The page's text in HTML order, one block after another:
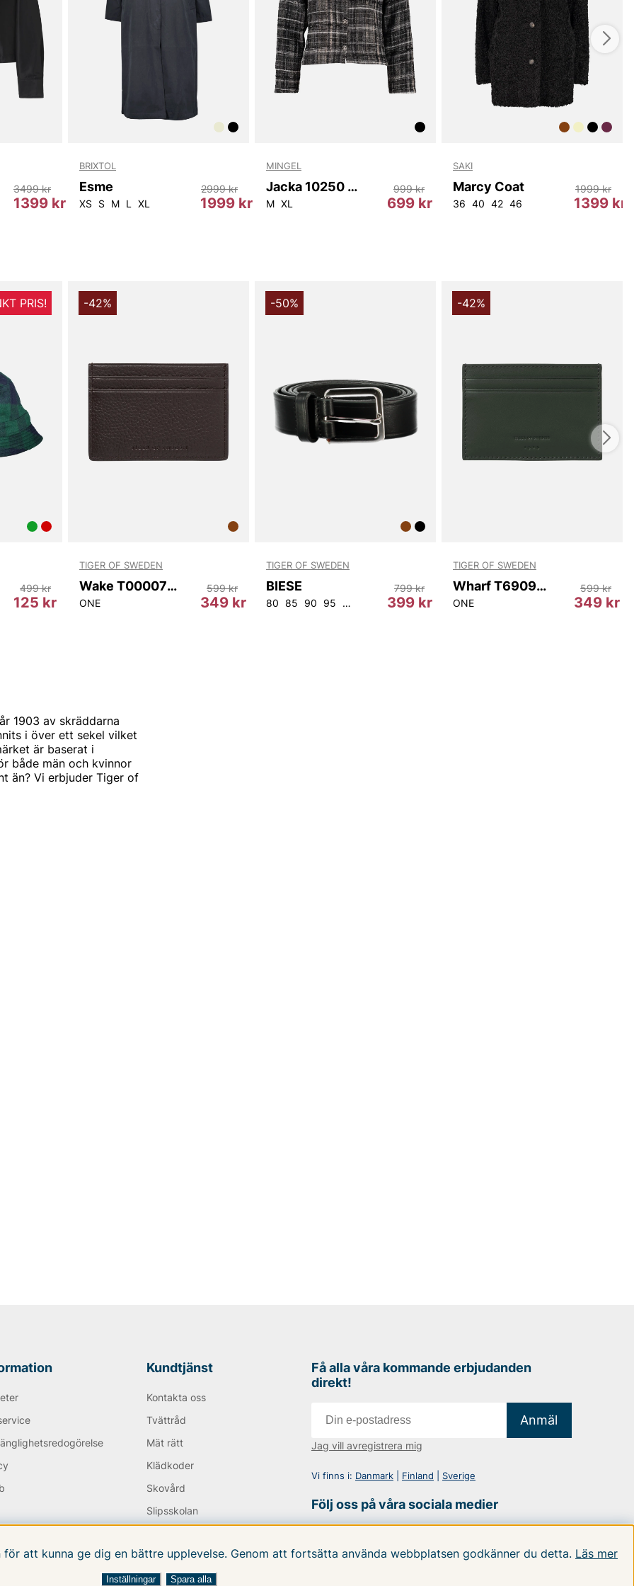
håller dig varm och stilfull oavsett väder. Med sin tidlösa design kan
du kombinera denna kappa med både avslappnade och mer
uppklädda outfits, vilket gör den till en mångsidig favorit.
Välj Caspia Kappa från Tiger för att lyfta din stil och känna dig
självsäker i alla situationer. Med denna kappa får du en kombination
av elegant design och kvalitet som varar. Gör ett smart val för din
Vingåker.
1399 kr
3499 kr
BRIXTOL
Esme
XS S M L XL 1999 kr
2999 kr
MINGEL
Jacka 10250 Mingel
M XL 699 kr
999 kr
SAKI
Marcy Coat
36 40 42 46 1399 kr
1999 kr
PRIS!
125 kr
499 kr
-42%
TIGER OF SWEDEN
Wake T00007 10N
ONE 349 kr
599 kr
-50%
TIGER OF SWEDEN
BIESE
80 85 90 95 100 399 kr
799 kr
-42%
TIGER OF SWEDEN
Wharf T69097 403
ONE 349 kr
599 kr
1903 av skräddarna
i över ett sekel vilket
är baserat i
både män och kvinnor
än? Vi erbjuder Tiger of
också med de
för män. Idag kan du
herrtröjor. De
of Swedens rockar för
eller kavajer,
material och
som är tidlös som du
jobb eller festlig
såklart bära även till
chinos och upplev
På vår sida finns ett
som regular och
of Sweden ge dig de
är högkvalitativa i
mer än ett par jeans
Matcha väskan till den
of Swedens
både smidiga
Kundtjänst
Kontakta oss
Tvättråd
Mät rätt
Klädkoder
Skovård
Slipsskolan
Få alla våra kommande erbjudanden
direkt!
Anmäl
Jag vill avregistrera mig
Vi finns i: Danmark| Finland Sverige
Följ oss på våra sociala medier
att kunna ge dig en bättre upplevelse. Genom att fortsätta använda webbplatsen godkänner du detta. Läs mer
Inställningar Spara alla